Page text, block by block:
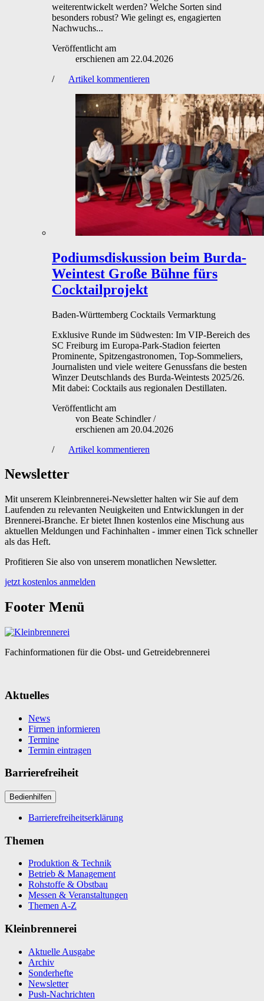
weiterentwickelt werden? Welche Sorten sind
besonders robust? Wie gelingt es, engagierten
Nachwuchs...
Veröffentlicht am
erschienen am 22.04.2026
/
Artikel kommentieren
Podiumsdiskussion beim Burda-
Weintest Große Bühne fürs
Cocktailprojekt
Baden-Württemberg Cocktails Vermarktung
Exklusive Runde im Südwesten: Im VIP-Bereich des
SC Freiburg im Europa-Park-Stadion feierten
Prominente, Spitzengastronomen, Top-Sommeliers,
Journalisten und viele weitere Genussfans die besten
Winzer Deutschlands des Burda-Weintests 2025/26.
Mit dabei: Cocktails aus regionalen Destillaten.
Veröffentlicht am
von Beate Schindler/
erschienen am 20.04.2026
/
Artikel kommentieren
Newsletter
Mit unserem Kleinbrennerei-Newsletter halten wir Sie auf dem
Laufenden zu relevanten Neuigkeiten und Entwicklungen in der
Brennerei-Branche. Er bietet Ihnen kostenlos eine Mischung aus
aktuellen Meldungen und Fachinhalten - immer einen Tick schneller
als das Heft.
Profitieren Sie also von unserem monatlichen Newsletter.
jetzt kostenlos anmelden
Footer Menü
Fachinformationen für die Obst- und Getreidebrennerei
Aktuelles
News
Firmen informieren
Termine
Termin eintragen
Barrierefreiheit
Bedienhilfen
Barrierefreiheitserklärung
Themen
Produktion & Technik
Betrieb & Management
Rohstoffe & Obstbau
Messen & Veranstaltungen
Themen A-Z
Kleinbrennerei
Aktuelle Ausgabe
Archiv
Sonderhefte
Newsletter
Push-Nachrichten